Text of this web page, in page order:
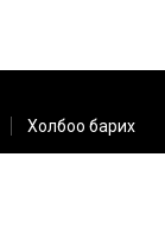
Холбоо барих